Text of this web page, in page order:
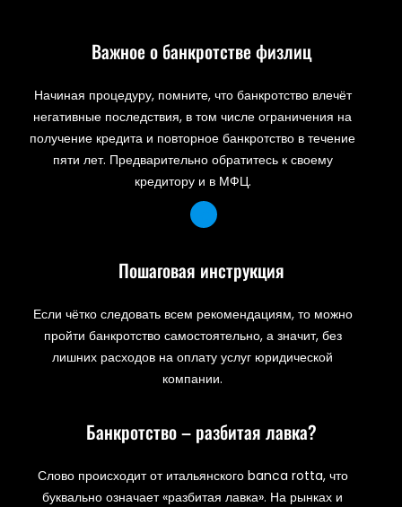
Важное о банкротстве физлиц
Начиная процедуру, помните, что банкротство влечёт
негативные последствия, в том числе ограничения на
получение кредита и повторное банкротство в течение
пяти лет. Предварительно обратитесь к своему
кредитору и в МФЦ.
Пошаговая инструкция
Если чётко следовать всем рекомендациям, то можно
пройти банкротство самостоятельно, а значит, без
лишних расходов на оплату услуг юридической
компании.
Банкротство – разбитая лавка?
Слово происходит от итальянского banca rotta, что
буквально означает «разбитая лавка». На рынках и